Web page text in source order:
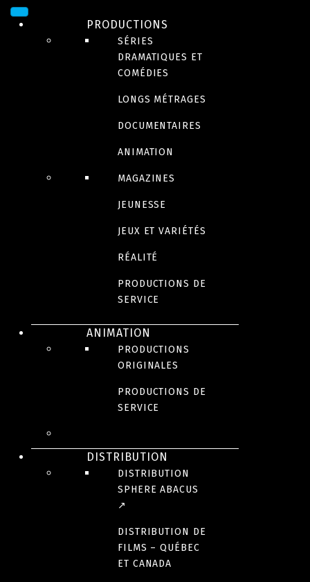
PRODUCTIONS
SÉRIES
DRAMATIQUES ET
COMÉDIES
LONGS MÉTRAGES
DOCUMENTAIRES
ANIMATION
MAGAZINES
JEUNESSE
JEUX ET VARIÉTÉS
RÉALITÉ
PRODUCTIONS DE
SERVICE
ANIMATION
PRODUCTIONS
ORIGINALES
PRODUCTIONS DE
SERVICE
DISTRIBUTION
DISTRIBUTION
SPHERE ABACUS
↗
DISTRIBUTION DE
FILMS – QUÉBEC
ET CANADA
Maigret et le mort
amoureux
LES LÉGENDAIRES
À la poursuite du
Père Noël !
REGARDE
Kaamelott –
Deuxième volet
:partie 1
En salle dès le 24 octobre 2025
Seule au front